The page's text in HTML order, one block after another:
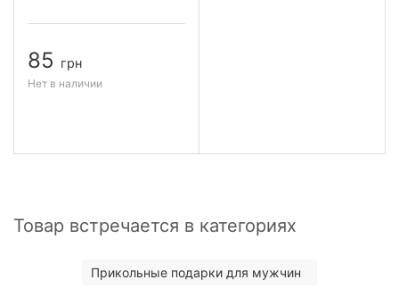
85 грн
Нет в наличии
Товар встречается в категориях
Прикольные подарки для мужчин